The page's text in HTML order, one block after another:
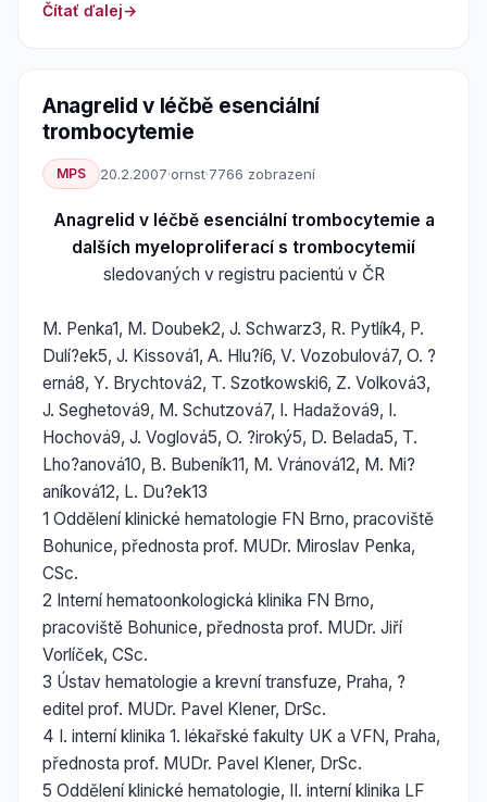
Čítať ďalej
Anagrelid v léčbě esenciální
trombocytemie
MPS 20.2.2007·ornst·7766 zobrazení
Anagrelid v léčbě esenciální trombocytemie a
dalších myeloproliferací s trombocytemií
sledovaných v registru pacientú v ČR
M. Penka1, M. Doubek2, J. Schwarz3, R. Pytlík4, P.
Dulí?ek5, J. Kissová1, A. Hlu?í6, V. Vozobulová7, O. ?
erná8, Y. Brychtová2, T. Szotkowski6, Z. Volková3,
J. Seghetová9, M. Schutzová7, I. Hadažová9, I.
Hochová9, J. Voglová5, O. ?iroký5, D. Belada5, T.
Lho?anová10, B. Bubeník11, M. Vránová12, M. Mi?
aníková12, L. Du?ek13
1 Oddělení klinické hematologie FN Brno, pracoviště
Bohunice, přednosta prof. MUDr. Miroslav Penka,
CSc.
2 Interní hematoonkologická klinika FN Brno,
pracoviště Bohunice, přednosta prof. MUDr. Jiří
Vorlíček, CSc.
3 Ústav hematologie a krevní transfuze, Praha, ?
editel prof. MUDr. Pavel Klener, DrSc.
4 I. interní klinika 1. lékařské fakulty UK a VFN, Praha,
přednosta prof. MUDr. Pavel Klener, DrSc.
5 Oddělení klinické hematologie, II. interní klinika LF